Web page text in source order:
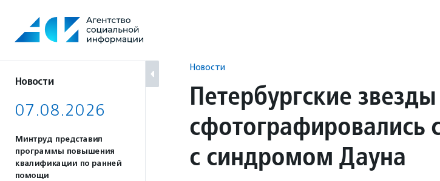
содержанию
Новости
07.08.2026
Минтруд представил
программы повышения
квалификации по ранней
помощи
Новости
Петербургские звезды
сфотографировались
с синдромом Дауна